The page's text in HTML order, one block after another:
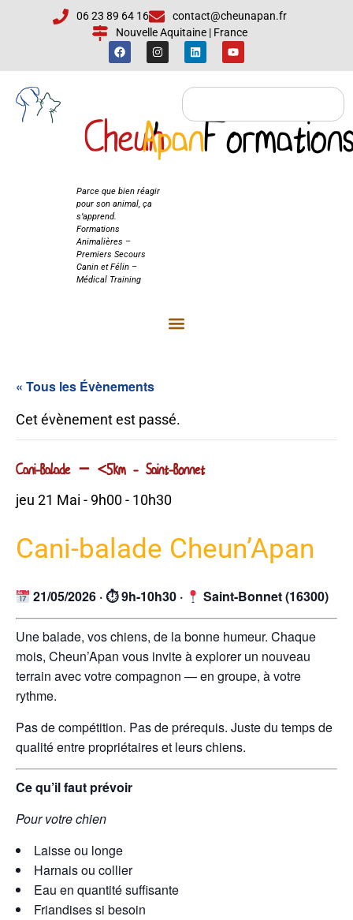
06 23 89 64 16
contact@cheunapan.fr
Nouvelle Aquitaine | France
Cheun
'
Apan
Parce que bien réagir
pour son animal, ça
s’apprend.
Formations
Animalières –
Premiers Secours
Canin et Félin –
Médical Training
« Tous les Évènements
Cet évènement est passé.
Cani-Balade – <5km - Saint-Bonnet
jeu 21 Mai - 9h00- 10h30
Cani-balade Cheun’Apan
21/05/2026 · ⏱ 9h-10h30 · Saint-Bonnet (16300)
Une balade, vos chiens, de la bonne humeur. Chaque
mois, Cheun’Apan vous invite à explorer un nouveau
terrain avec votre compagnon — en groupe, à votre
rythme.
Pas de compétition. Pas de prérequis. Juste du temps de
qualité entre propriétaires et leurs chiens.
Ce qu’il faut prévoir
Pour votre chien
Laisse ou longe
Harnais ou collier
Eau en quantité suffisante
Friandises si besoin